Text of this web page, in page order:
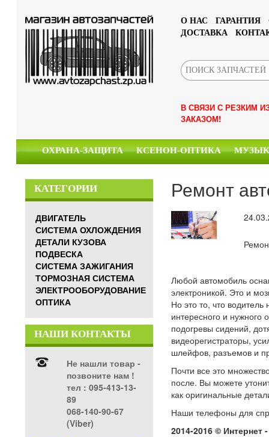
О НАС ГАРАНТИЯ
ДОСТАВКА
В СВЯЗИ С РЕЗКИМ
ЗАКАЗОМ!
ОХРАНА-ЗАЩИТА КСЕНОН-ОПТИКА
КАТЕГОРИИ
ДВИГАТЕЛЬ
СИСТЕМА ОХЛОЖДЕНИЯ
ДЕТАЛИ КУЗОВА
ПОДВЕСКА
СИСТЕМА ЗАЖИГАНИЯ
ТОРМОЗНАЯ СИСТЕМА
ЭЛЕКТРООБОРУДОВАНИЕ
ОПТИКА
НАШИ КОНТАКТЫ
Не нашли товар -
позвоните нам !
тел ‎: 095-413-13-
89
068-140-90-67
(Viber)
Ремонт
Любой автомобиль
электроникой. Это и
Но это то, что
интересного и нужного
подогревы сидений,
видеорегистраторы,
шлейфов, разъемов и
Почти все это
после. Вы можете
как оригинальные
Наши телефоны для
2014-2016 © Интернет